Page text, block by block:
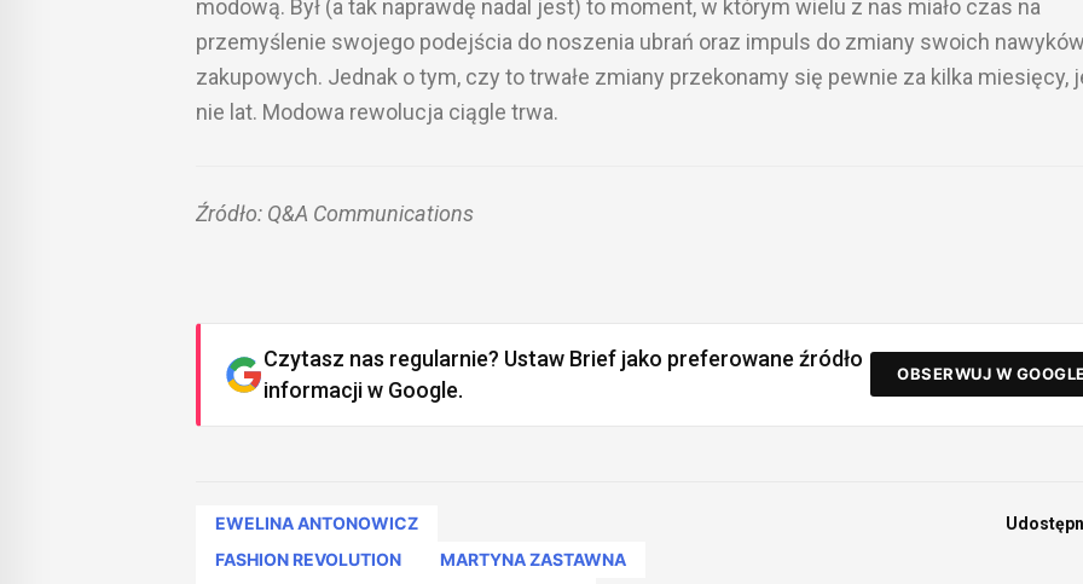
modową. Był (a tak naprawdę nadal jest) to moment, w którym wielu z nas miało czas na
przemyślenie swojego podejścia do noszenia ubrań oraz impuls do zmiany swoich nawyków
zakupowych. Jednak o tym, czy to trwałe zmiany przekonamy się pewnie za kilka miesięcy,
nie lat. Modowa rewolucja ciągle trwa.
Źródło: Q&A Communications
Czytasz nas regularnie? Ustaw Brief jako preferowane źródło
informacji w Google.
OBSERWUJ W
EWELINA ANTONOWICZ
FASHION REVOLUTION
MARTYNA ZASTAWNA